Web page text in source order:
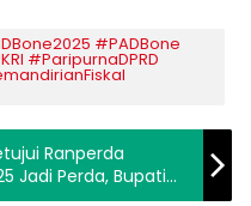
#PADBone
#ParipurnaDPRD
Ranperda
Jadi Perda, Bupati